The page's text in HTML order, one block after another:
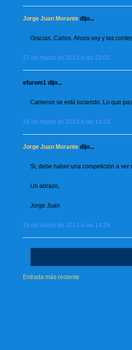
Jorge Juan Morante dijo...
Gracias, Carlos. Ahora voy y las
27 de marzo de 2013 a las 22:02
efurom1 dijo...
Cameron se está luciendo. Lo que
28 de marzo de 2013 a las 14:23
Jorge Juan Morante dijo...
Si, debe haber una competición a
Un abrazo,
Jorge Juan
28 de marzo de 2013 a las 14:29
Entrada más reciente